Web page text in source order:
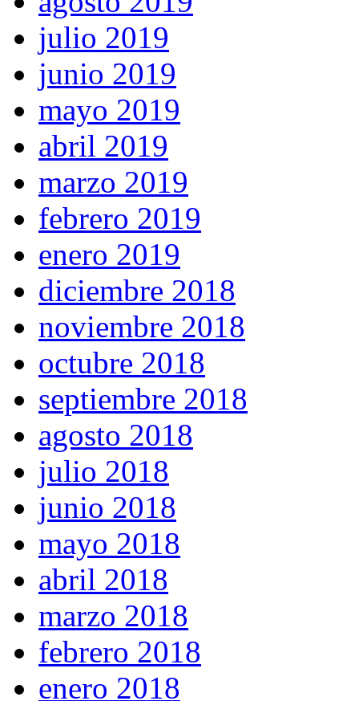
julio 2019
junio 2019
mayo 2019
abril 2019
marzo 2019
febrero 2019
enero 2019
diciembre 2018
noviembre 2018
octubre 2018
septiembre 2018
agosto 2018
julio 2018
junio 2018
mayo 2018
abril 2018
marzo 2018
febrero 2018
enero 2018